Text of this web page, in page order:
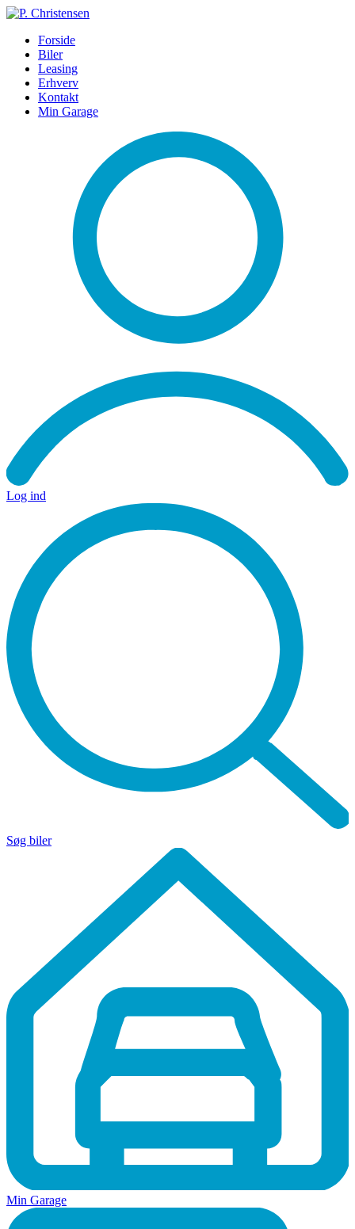
Forside
Biler
Leasing
Erhverv
Kontakt
Min Garage
Log ind
Søg biler
Min Garage